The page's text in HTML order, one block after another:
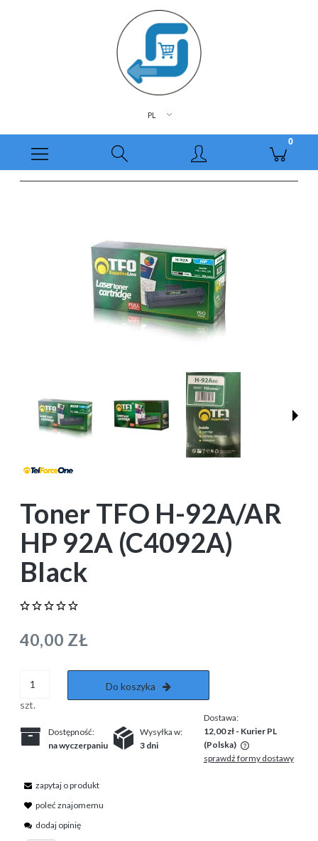
Toner TFO H-92A/AR
HP 92A (C4092A)
Black
40,00 ZŁ
szt.
Do koszyka
Dostępność:
na wyczerpaniu
Wysyłka w:
3 dni
Dostawa:
12,00 zł - Kurier PL
(Polska)
Cena nie zawiera ewentualnych kosztów płatności
sprawdź formy dostawy
zapytaj o produkt
poleć znajomemu
dodaj opinię